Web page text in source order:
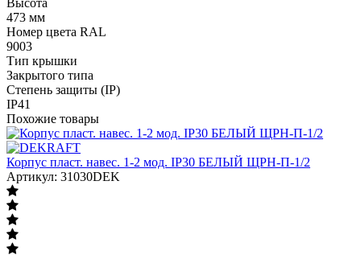
473 мм
Номер цвета RAL
9003
Тип крышки
Закрытого типа
Степень защиты (IP)
IP41
Похожие товары
Корпус пласт. навес. 1-2 мод. IP30 БЕЛЫЙ ЩРН-П-1/2
Артикул: 31030DEK